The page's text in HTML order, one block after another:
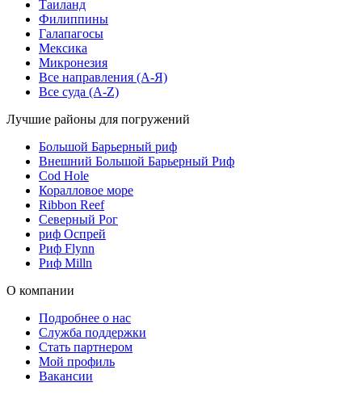
Таиланд
Филиппины
Галапагосы
Мексика
Микронезия
Все направления (A-Я)
Все суда (A-Z)
Лучшие районы для погружений
Большой Барьерный риф
Внешний Большой Барьерный Риф
Cod Hole
Коралловое море
Ribbon Reef
Северный Рог
риф Оспрей
Риф Flynn
Риф Milln
О компании
Подробнее о нас
Служба поддержки
Стать партнером
Мой профиль
Вакансии